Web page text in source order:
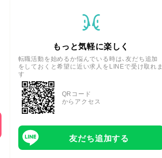
もっと気軽に楽しく
転職活動を始めるか悩んでいる時は、友だち追加
をしておくと希望に近い求人をLINEで受け取れま
す
QRコード
からアクセス
友だち追加する